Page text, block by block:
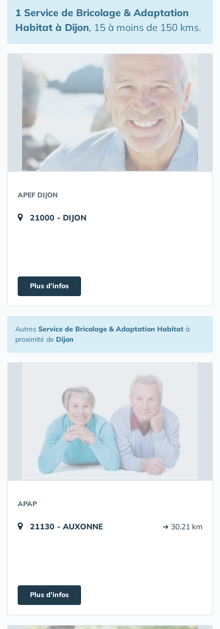
1 Service de Bricolage & Adaptation
Habitat à Dijon, 15 à moins de 150 kms.
APEF DIJON
21000 - DIJON
Plus d'infos
Autres Service de Bricolage & Adaptation Habitat à
proximité de Dijon
APAP
21130 - AUXONNE ➔ 30.21 km
Plus d'infos